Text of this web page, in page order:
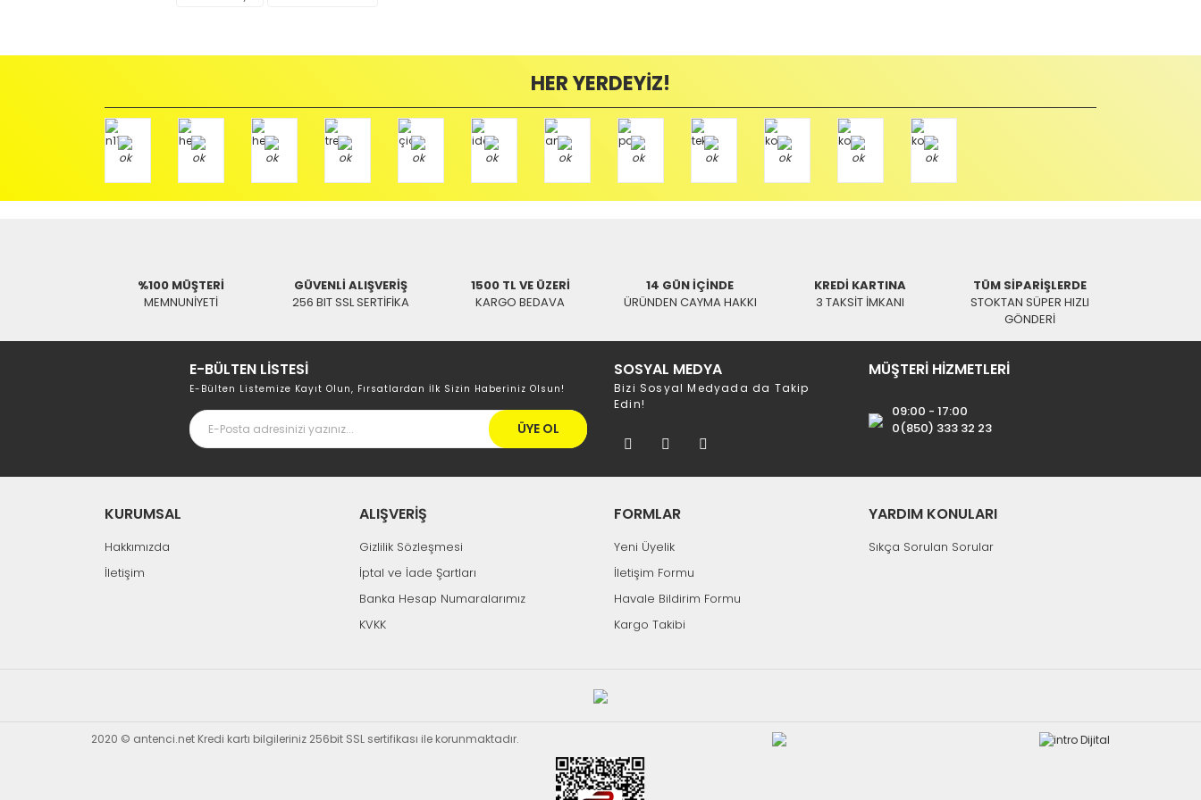
Adres : Akıncılar Mh. Pancar Arkası Sk. No:10/B2 KARESİ / BALIKESİR
130,53 TL
SWAT
NextStar NextWave 5000 Uydu Kumanda
Next 5000/5500/6000 Uydu Kumanda
%12
Tükendi Tükendi
Hızlı Gönderi
HER YERDEYİZ!
%100 MÜŞTERİ
MEMNUNİYETİ
GÜVENLİ ALIŞVERİŞ
256 BIT SSL SERTİFİKA
1500 TL VE ÜZERİ
KARGO BEDAVA
14 GÜN İÇİNDE
ÜRÜNDEN CAYMA HAKKI
KREDİ KARTINA
3 TAKSİT İMKANI
TÜM SİPARİŞLERDE
STOKTAN SÜPER HIZLI
GÖNDERİ
E-BÜLTEN LİSTESİ
E-Bülten Listemize Kayıt Olun, Fırsatlardan İlk Sizin Haberiniz Olsun!
ÜYE OL
SOSYAL MEDYA
Bizi Sosyal Medyada da Takip
Edin!
MÜŞTERİ HİZMETLERİ
09:00 - 17:00
0(850) 333 32 23
KURUMSAL
Hakkımızda
İletişim
ALIŞVERİŞ
Gizlilik Sözleşmesi
İptal ve İade Şartları
Banka Hesap Numaralarımız
KVKK
FORMLAR
Yeni Üyelik
İletişim Formu
Havale Bildirim Formu
Kargo Takibi
YARDIM KONULARI
Sıkça Sorulan Sorular
2020 © antenci.net Kredi kartı bilgileriniz 256bit SSL sertifikası ile korunmaktadır.